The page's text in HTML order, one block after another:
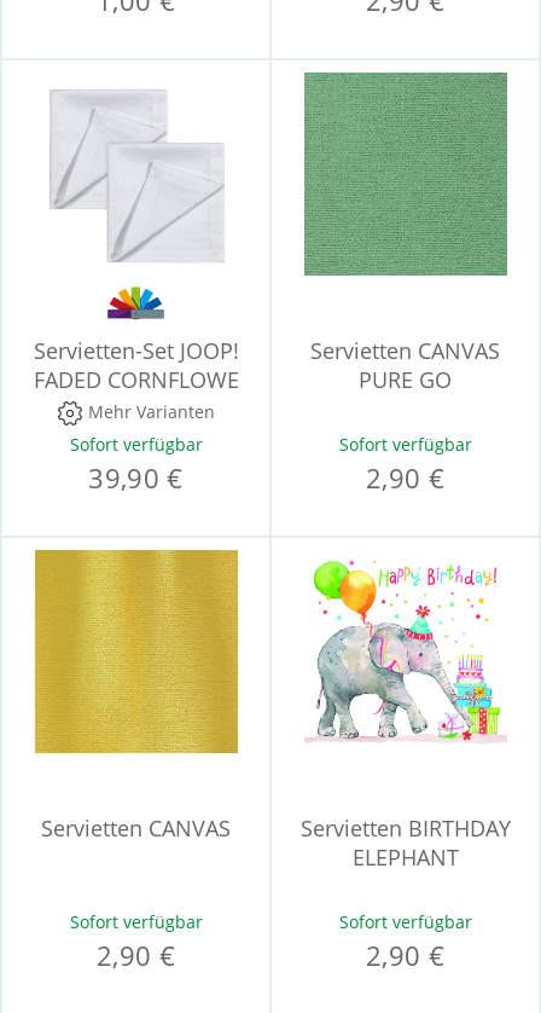
Servietten-Set JOOP!
FADED CORNFLOWE
Mehr Varianten
Sofort verfügbar
39,90 €
Servietten CANVAS
PURE GO
Sofort verfügbar
2,90 €
Servietten CANVAS
Sofort verfügbar
2,90 €
Servietten BIRTHDAY
ELEPHANT
Sofort verfügbar
2,90 €